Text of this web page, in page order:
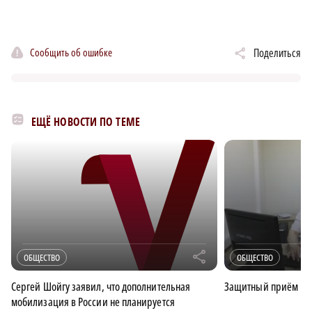
Сообщить об ошибке Поделиться
ЕЩЁ НОВОСТИ ПО ТЕМЕ
ОБЩЕСТВО r
Сергей Шойгу заявил, что дополнительная
мобилизация в России не планируется
ОБЩЕСТВО
Защитный приём